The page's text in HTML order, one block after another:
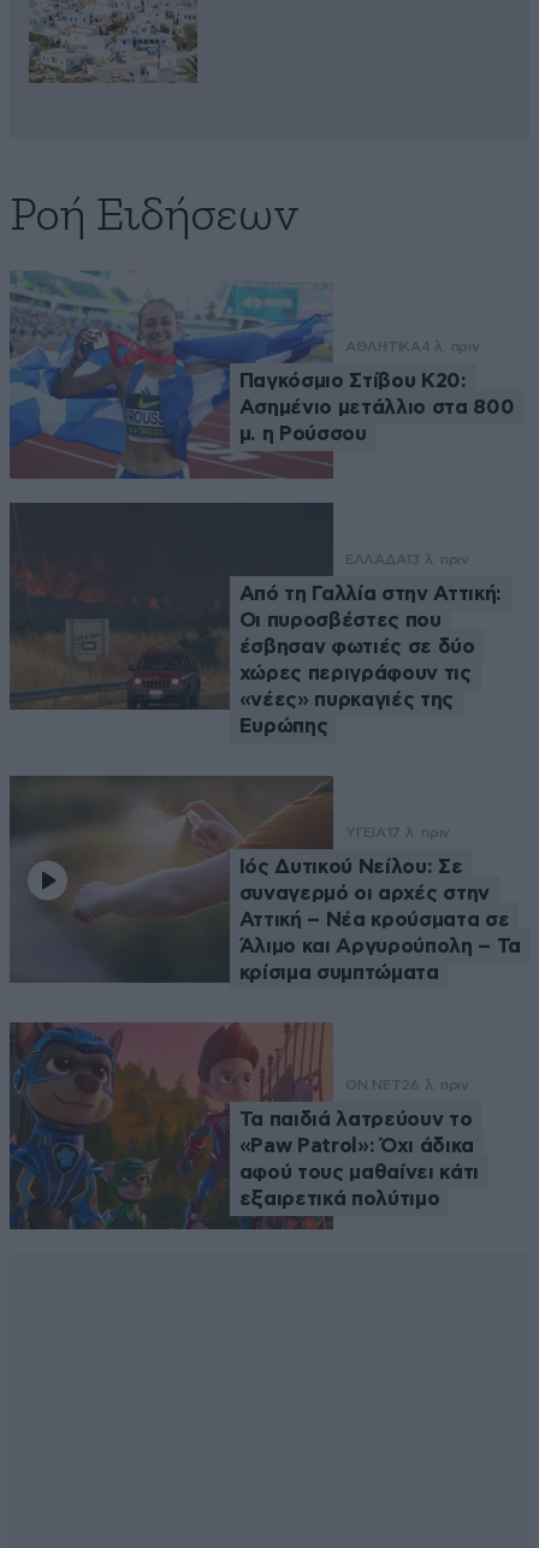
Ροή Ειδήσεων
ΑΘΛΗΤΙΚΑ4 λ. πριν
Παγκόσμιο Στίβου Κ20:
Ασημένιο μετάλλιο στα 800
μ. η Ρούσσου
ΕΛΛΑΔΑ 13 λ. πριν
Από τη Γαλλία στην Αττική:
Οι πυροσβέστες που
έσβησαν φωτιές σε δύο
χώρες περιγράφουν τις
«νέες» πυρκαγιές της
Ευρώπης
ΥΓΕΙΑ 17 λ. πριν
Ιός Δυτικού Νείλου: Σε
συναγερμό οι αρχές στην
Αττική – Νέα κρούσματα σε
Άλιμο και Αργυρούπολη – Τα
κρίσιμα συμπτώματα
ON NET26 λ. πριν
Τα παιδιά λατρεύουν το
«Paw Patrol»: Όχι άδικα
αφού τους μαθαίνει κάτι
εξαιρετικά πολύτιμο